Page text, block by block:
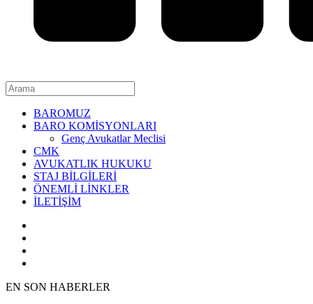
BAROMUZ
BARO KOMİSYONLARI
Genç Avukatlar Meclisi
CMK
AVUKATLIK HUKUKU
STAJ BİLGİLERİ
ÖNEMLİ LİNKLER
İLETİŞİM
EN SON HABERLER